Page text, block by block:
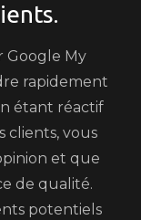
Google My
rapidement
étant réactif
clients, vous
et que
de qualité.
potentiels